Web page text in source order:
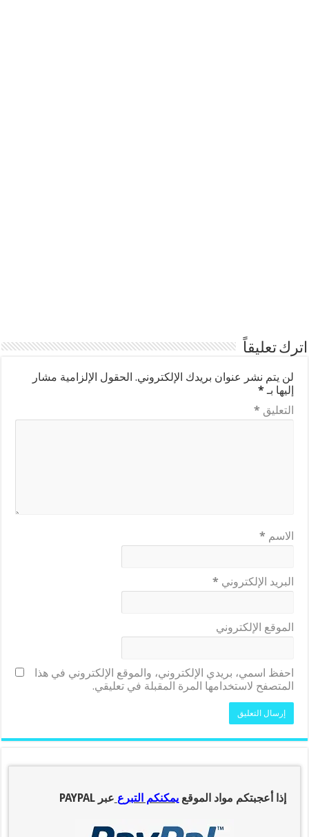
اترك تعليقاً
لن يتم نشر عنوان بريدك الإلكتروني. الحقول الإلزامية مشار
إليها بـ *
التعليق *
الاسم *
البريد الإلكتروني *
الموقع الإلكتروني
احفظ اسمي، بريدي الإلكتروني، والموقع الإلكتروني في هذا
المتصفح لاستخدامها المرة المقبلة في تعليقي.
إذا أعجبتكم مواد الموقع يمكنكم التبرع عبر PAYPAL